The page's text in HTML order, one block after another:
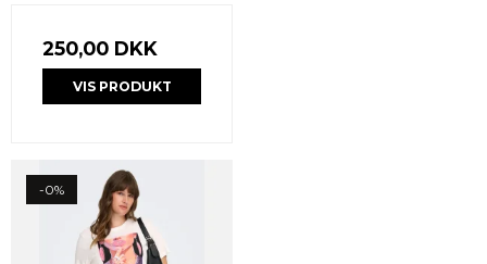
250,00 DKK
VIS PRODUKT
-0%